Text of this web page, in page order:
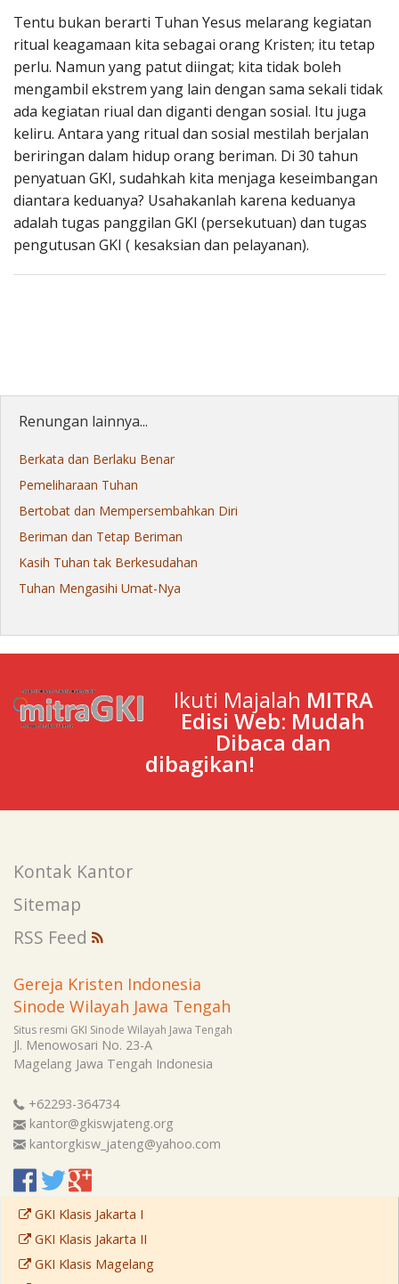
Tentu bukan berarti Tuhan Yesus melarang kegiatan
ritual keagamaan kita sebagai orang Kristen; itu tetap
perlu. Namun yang patut diingat; kita tidak boleh
mengambil ekstrem yang lain dengan sama sekali tidak
ada kegiatan riual dan diganti dengan sosial. Itu juga
keliru. Antara yang ritual dan sosial mestilah berjalan
beriringan dalam hidup orang beriman. Di 30 tahun
penyatuan GKI, sudahkah kita menjaga keseimbangan
diantara keduanya? Usahakanlah karena keduanya
adalah tugas panggilan GKI (persekutuan) dan tugas
pengutusan GKI ( kesaksian dan pelayanan).
Renungan lainnya...
Berkata dan Berlaku Benar
Pemeliharaan Tuhan
Bertobat dan Mempersembahkan Diri
Beriman dan Tetap Beriman
Kasih Tuhan tak Berkesudahan
Tuhan Mengasihi Umat-Nya
Ikuti Majalah MITRA
Edisi Web: Mudah
Dibaca dan
dibagikan!
Kontak Kantor
Sitemap
RSS Feed
Gereja Kristen Indonesia
Sinode Wilayah Jawa Tengah
Situs resmi GKI Sinode Wilayah Jawa Tengah
Jl. Menowosari No. 23-A
Magelang Jawa Tengah Indonesia
+62293-364734
kantor@gkiswjateng.org
kantorgkisw_jateng@yahoo.com
GKI Klasis Jakarta I
GKI Klasis Jakarta II
GKI Klasis Magelang